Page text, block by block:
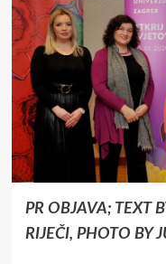
PR OBJAVA; TEXT
RIJEČI, PHOTO BY